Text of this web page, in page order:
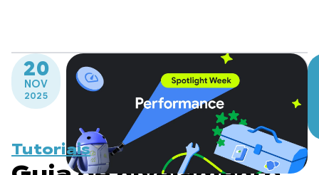
20
NOV
2025
Tutoriais